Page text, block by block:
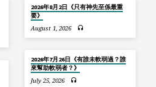
2026年8月2日《只有神先至係最重
要》
August 1, 2026
2026年7月26日《有誰未軟弱過？誰
來幫助軟弱者？》
July 25, 2026